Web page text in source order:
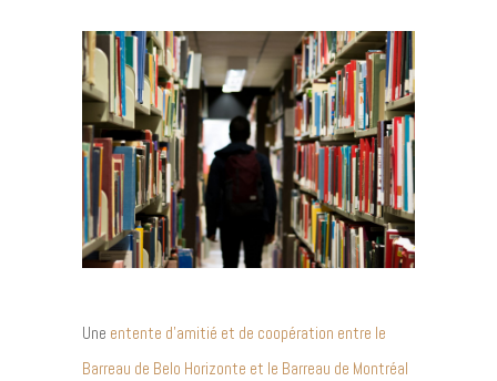
Une entente d’amitié et de coopération entre le
Barreau de Belo Horizonte et le Barreau de Montréal